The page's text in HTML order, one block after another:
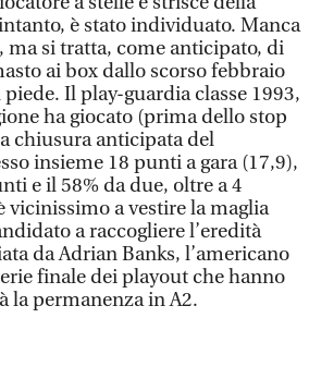
è stato individuato. Manca
ma si tratta, come anticipato, di
ai box dallo scorso febbraio
Il play-guardia classe 1993,
ha giocato (prima dello stop
chiusura anticipata del
insieme 18 punti a gara (17,9),
e il 58% da due, oltre a 4
vicinissimo a vestire la maglia
a raccogliere l’eredità
da Adrian Banks, l’americano
finale dei playout che hanno
la permanenza in A2.